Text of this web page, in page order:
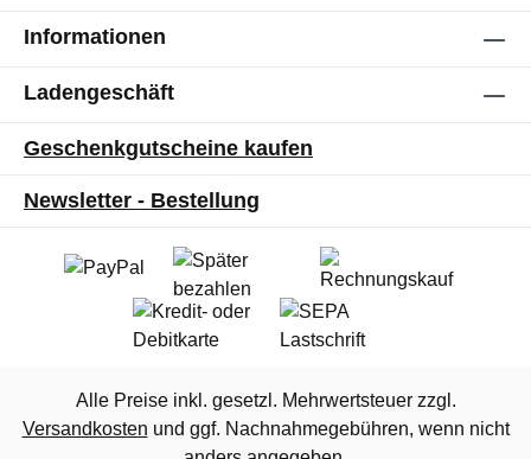
Informationen
Ladengeschäft
Geschenkgutscheine kaufen
Newsletter - Bestellung
Alle Preise inkl. gesetzl. Mehrwertsteuer zzgl.
Versandkosten und ggf. Nachnahmegebühren, wenn nicht